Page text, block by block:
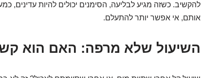
להקשיב. כשזה מגיע לבליעה, הסימנים יכולים להיות
אותם, אי אפשר יותר להתעלם.
השיעול שלא מרפה: האם הוא